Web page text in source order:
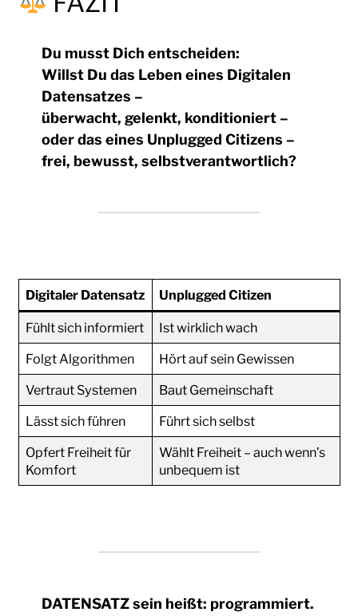
Du musst Dich entscheiden:
Willst Du das Leben eines Digitalen
Datensatzes –
überwacht, gelenkt, konditioniert –
oder das eines Unplugged Citizens –
frei, bewusst, selbstverantwortlich?
Digitaler Datensatz Unplugged Citizen
Fühlt sich informiert
Ist wirklich wach
Folgt Algorithmen
Hört auf sein Gewissen
Vertraut Systemen
Baut Gemeinschaft
Lässt sich führen
Führt sich selbst
Opfert Freiheit für
Komfort
Wählt Freiheit – auch wenn’s
unbequem ist
DATENSATZ sein heißt: programmiert.